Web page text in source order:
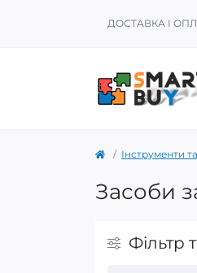
ДОСТАВКА І
Інструменти
Засоби
Фільтр